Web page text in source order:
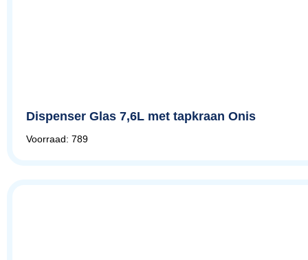
Dispenser Glas 7,6L met tapkraan Onis
Voorraad: 789